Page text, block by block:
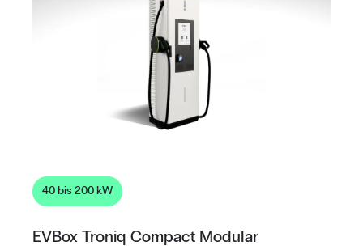
40 bis 200 kW
EVBox Troniq Compact Modular